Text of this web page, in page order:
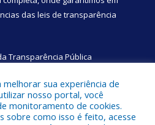
das leis de transparência
Transparência Pública
a Câmara Municipal de São
sua experiência de
nosso portal, você
monitoramento de cookies.
sobre como isso é feito, acesse